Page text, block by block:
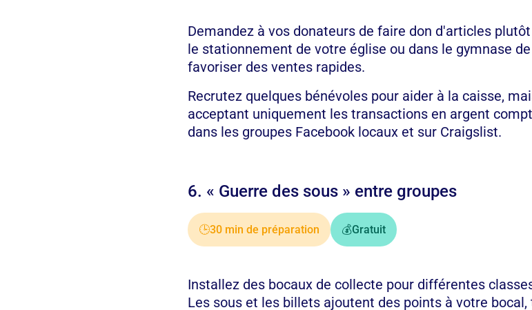
Demandez à vos donateurs de faire don d'articles
le stationnement de votre église ou dans le gymnase
favoriser des ventes rapides.
Recrutez quelques bénévoles pour aider à la caisse,
acceptant uniquement les transactions en argent
dans les groupes Facebook locaux et sur Craigslist.
6. « Guerre des sous » entre groupes
🕒30 min de préparation 💰Gratuit
Installez des bocaux de collecte pour différentes
Les sous et les billets ajoutent des points à votre